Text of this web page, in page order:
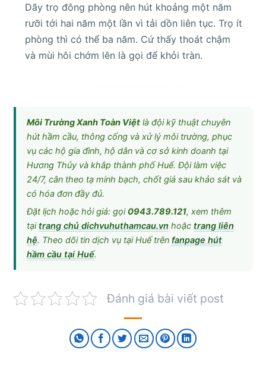
Dãy trọ đông phòng nên hút khoảng một năm
rưỡi tới hai năm một lần vì tải dồn liên tục. Trọ ít
phòng thì có thể ba năm. Cứ thấy thoát chậm
và mùi hôi chớm lên là gọi để khỏi tràn.
Môi Trường Xanh Toàn Việt là đội kỹ thuật chuyên
hút hầm cầu, thông cống và xử lý môi trường, phục
vụ các hộ gia đình, hộ dân và cơ sở kinh doanh tại
Hương Thủy và khắp thành phố Huế. Đội làm việc
24/7, cân theo tạ minh bạch, chốt giá sau khảo sát và
có hóa đơn đầy đủ.
Đặt lịch hoặc hỏi giá: gọi0943.789.121, xem thêm
tại trang chủ dichvuhuthamcau.vn hoặc trang liên
hệ. Theo dõi tin dịch vụ tại Huế trên fanpage hút
hầm cầu tại Huế.
Đánh giá bài viết post